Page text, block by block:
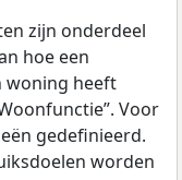
zijn onderdeel
hoe een
woning heeft
Voor
gedefinieerd.
worden